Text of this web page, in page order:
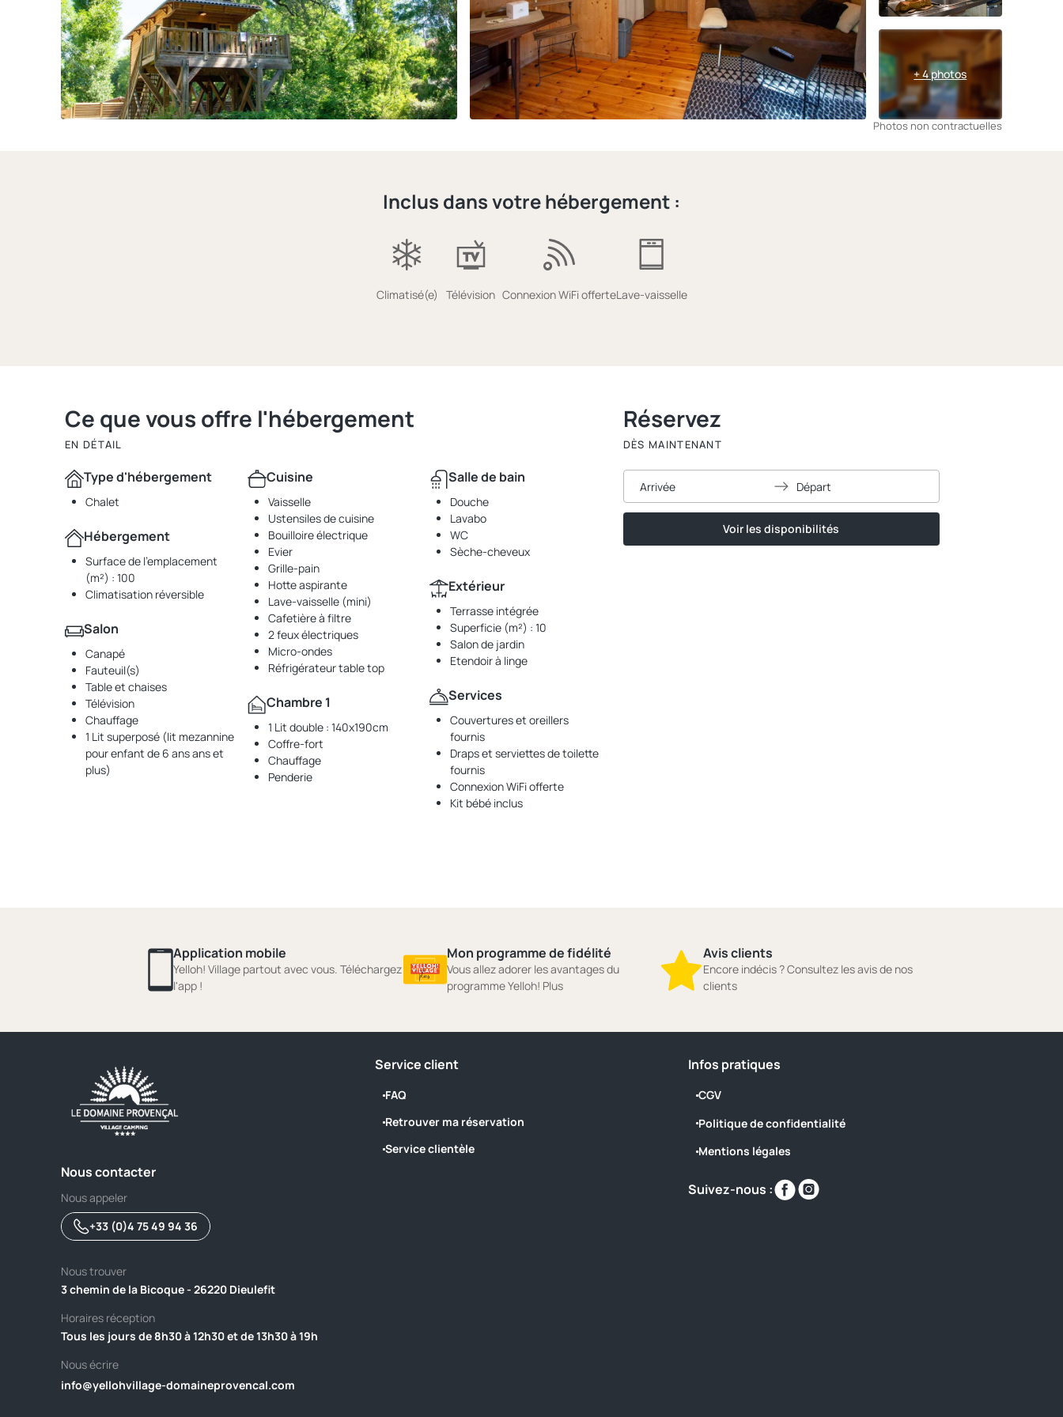
+ 4 photos
Photos non contractuelles
Inclus dans votre hébergement :
Climatisé(e) Télévision Connexion WiFi offerte Lave-vaisselle
Ce que vous offre l'hébergement
EN DÉTAIL
Type d'hébergement
Chalet
Hébergement
Surface de l'emplacement
(m²) : 100
Climatisation réversible
Salon
Canapé
Fauteuil(s)
Table et chaises
Télévision
Chauffage
1 Lit superposé (lit mezannine
pour enfant de 6 ans ans et
plus)
Cuisine
Vaisselle
Ustensiles de cuisine
Bouilloire électrique
Evier
Grille-pain
Hotte aspirante
Lave-vaisselle (mini)
Cafetière à filtre
2 feux électriques
Micro-ondes
Réfrigérateur table top
Chambre 1
1 Lit double : 140x190cm
Coffre-fort
Chauffage
Penderie
Salle de bain
Douche
Lavabo
WC
Sèche-cheveux
Extérieur
Terrasse intégrée
Superficie (m²) : 10
Salon de jardin
Etendoir à linge
Services
Couvertures et oreillers
fournis
Draps et serviettes de toilette
fournis
Connexion WiFi offerte
Kit bébé inclus
Réservez
DÈS MAINTENANT
Arrivée Départ
Voir les disponibilités
Application mobile
Yelloh! Village partout avec vous. Téléchargez
l'app !
Mon programme de fidélité
Vous allez adorer les avantages du
programme Yelloh! Plus
Avis clients
Encore indécis ? Consultez les avis de nos
clients
Nous contacter
Nous appeler
+33 (0)4 75 49 94 36
Nous trouver
3 chemin de la Bicoque - 26220 Dieulefit
Horaires réception
Tous les jours de 8h30 à 12h30 et de 13h30 à 19h
Nous écrire
info@yellohvillage-domaineprovencal.com
Service client
FAQ
Retrouver ma réservation
Service clientèle
Infos pratiques
CGV
Politique de confidentialité
Mentions légales
Suivez-nous :
Retrouvez-
nous